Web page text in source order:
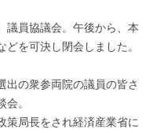
員協議会。午後から、本
を可決し閉会しました。
の衆参両院の議員の皆さ
。
策局長をされ経済産業省に